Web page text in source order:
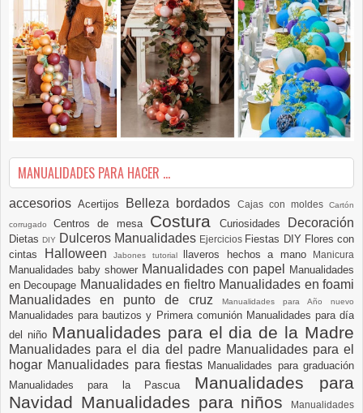
MANUALIDADES PARA HACER ...
accesoriosAcertijos Belleza bordados Cajas con moldesCartón
corrugadoCentros de mesa Costura Curiosidades Decoración
DietasDIY Dulceros Manualidades Ejercicios Fiestas DIY Flores con
cintas
Halloween Jabones tutorial llaveros hechos a mano Manicura
Manualidades baby shower Manualidades con papel
Manualidades
en Decoupage Manualidades en fieltro Manualidades en foami
Manualidades en punto de cruz
Manualidades para Año nuevo
Manualidades para bautizos y Primera comunión Manualidades para día
del niño Manualidades para el dia de la Madre
Manualidades para el dia del padre Manualidades para el
hogar Manualidades para fiestas Manualidades para graduación
Manualidades para la Pascua Manualidades para
Navidad Manualidades para niños
Manualidades